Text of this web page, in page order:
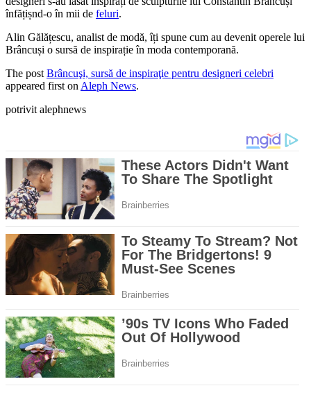
înfățișnd-o în mii de feluri.
Alin Gălățescu, analist de modă, îți spune cum au devenit operele lui
Brâncuși o sursă de inspirație în moda contemporană.
The post Brâncuşi, sursă de inspiraţie pentru designeri celebri
appeared first on Aleph News.
potrivit alephnews